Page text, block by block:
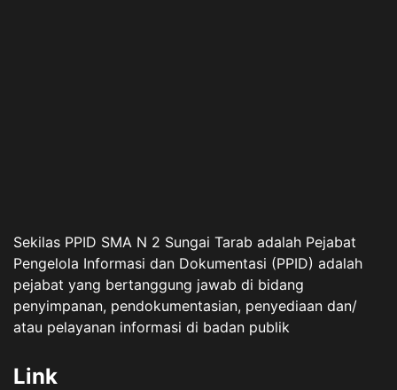
Sekilas PPID SMA N 2 Sungai Tarab adalah Pejabat
Pengelola Informasi dan Dokumentasi (PPID) adalah
pejabat yang bertanggung jawab di bidang
penyimpanan, pendokumentasian, penyediaan dan/
atau pelayanan informasi di badan publik
Link